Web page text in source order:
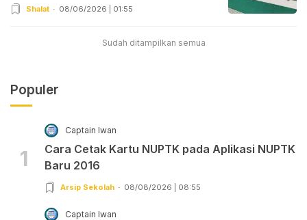
Shalat 08/06/2026 | 01:55
Sudah ditampilkan semua
Populer
1
Captain Iwan
Cara Cetak Kartu NUPTK pada Aplikasi NUPTK
Baru 2016
Arsip Sekolah 08/08/2026 | 08:55
Captain Iwan